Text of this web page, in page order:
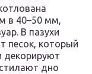
в 40–50 мм,
В пазухи
песок, который
декорируют
дно